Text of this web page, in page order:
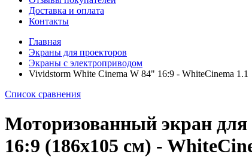
Доставка и оплата
Контакты
Главная
Экраны для проекторов
Экраны с электроприводом
Vividstorm White Cinema W 84" 16:9 - WhiteCinema 1.1
Список сравнения
Моторизованный экран
16:9 (186x105 см) -